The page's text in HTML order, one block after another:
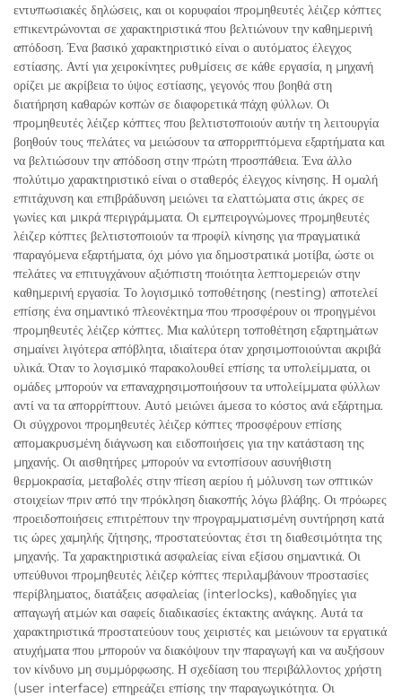
εντυπωσιακές δηλώσεις, και οι κορυφαίοι προμηθευτές λέιζερ κόπτες
επικεντρώνονται σε χαρακτηριστικά που βελτιώνουν την καθημερινή
απόδοση. Ένα βασικό χαρακτηριστικό είναι ο αυτόματος έλεγχος
εστίασης. Αντί για χειροκίνητες ρυθμίσεις σε κάθε εργασία, η μηχανή
ορίζει με ακρίβεια το ύψος εστίασης, γεγονός που βοηθά στη
διατήρηση καθαρών κοπών σε διαφορετικά πάχη φύλλων. Οι
προμηθευτές λέιζερ κόπτες που βελτιστοποιούν αυτήν τη λειτουργία
βοηθούν τους πελάτες να μειώσουν τα απορριπτόμενα εξαρτήματα και
να βελτιώσουν την απόδοση στην πρώτη προσπάθεια. Ένα άλλο
πολύτιμο χαρακτηριστικό είναι ο σταθερός έλεγχος κίνησης. Η ομαλή
επιτάχυνση και επιβράδυνση μειώνει τα ελαττώματα στις άκρες σε
γωνίες και μικρά περιγράμματα. Οι εμπειρογνώμονες προμηθευτές
λέιζερ κόπτες βελτιστοποιούν τα προφίλ κίνησης για πραγματικά
παραγόμενα εξαρτήματα, όχι μόνο για δημοστρατικά μοτίβα, ώστε οι
πελάτες να επιτυγχάνουν αξιόπιστη ποιότητα λεπτομερειών στην
καθημερινή εργασία. Το λογισμικό τοποθέτησης (nesting) αποτελεί
επίσης ένα σημαντικό πλεονέκτημα που προσφέρουν οι προηγμένοι
προμηθευτές λέιζερ κόπτες. Μια καλύτερη τοποθέτηση εξαρτημάτων
σημαίνει λιγότερα απόβλητα, ιδιαίτερα όταν χρησιμοποιούνται ακριβά
υλικά. Όταν το λογισμικό παρακολουθεί επίσης τα υπολείμματα, οι
ομάδες μπορούν να επαναχρησιμοποιήσουν τα υπολείμματα φύλλων
αντί να τα απορρίπτουν. Αυτό μειώνει άμεσα το κόστος ανά εξάρτημα.
Οι σύγχρονοι προμηθευτές λέιζερ κόπτες προσφέρουν επίσης
απομακρυσμένη διάγνωση και ειδοποιήσεις για την κατάσταση της
μηχανής. Οι αισθητήρες μπορούν να εντοπίσουν ασυνήθιστη
θερμοκρασία, μεταβολές στην πίεση αερίου ή μόλυνση των οπτικών
στοιχείων πριν από την πρόκληση διακοπής λόγω βλάβης. Οι πρόωρες
προειδοποιήσεις επιτρέπουν την προγραμματισμένη συντήρηση κατά
τις ώρες χαμηλής ζήτησης, προστατεύοντας έτσι τη διαθεσιμότητα της
μηχανής. Τα χαρακτηριστικά ασφαλείας είναι εξίσου σημαντικά. Οι
υπεύθυνοι προμηθευτές λέιζερ κόπτες περιλαμβάνουν προστασίες
περίβληματος, διατάξεις ασφαλείας (interlocks), καθοδηγίες για
απαγωγή ατμών και σαφείς διαδικασίες έκτακτης ανάγκης. Αυτά τα
χαρακτηριστικά προστατεύουν τους χειριστές και μειώνουν τα εργατικά
ατυχήματα που μπορούν να διακόψουν την παραγωγή και να αυξήσουν
τον κίνδυνο μη συμμόρφωσης. Η σχεδίαση του περιβάλλοντος χρήστη
(user interface) επηρεάζει επίσης την παραγωγικότητα. Οι